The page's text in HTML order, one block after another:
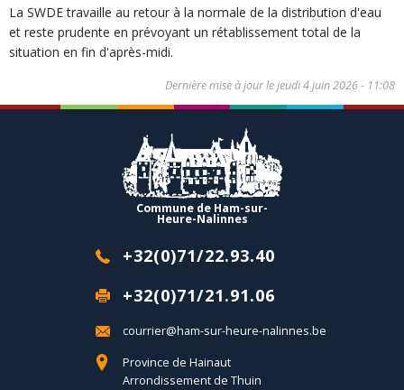
La SWDE travaille au retour à la normale de la distribution d'eau
et reste prudente en prévoyant un rétablissement total de la
situation en fin d'après-midi.
Dernière mise à jour lejeudi 4 juin 2026 - 11:08
Commune de Ham-sur-
Heure-Nalinnes
+32(0)71/22.93.40
+32(0)71/21.91.06
courrier@ham-sur-heure-nalinnes.be
Province de Hainaut
Arrondissement de Thuin